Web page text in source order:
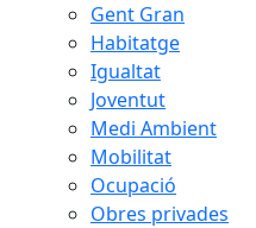
Gent Gran
Habitatge
Igualtat
Joventut
Medi Ambient
Mobilitat
Ocupació
Obres privades